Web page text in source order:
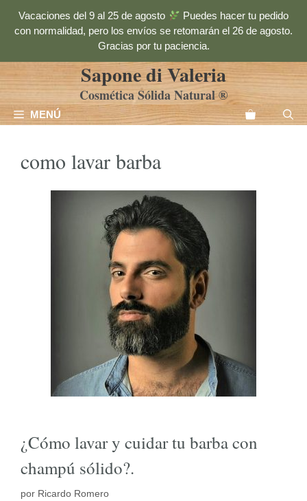
contenido
Vacaciones del 9 al 25 de agosto
Puedes hacer tu pedido
con normalidad, pero los envíos se retomarán el 26 de agosto.
Gracias por tu paciencia.
Sapone di Valeria
Cosmética Sólida Natural ®
MENÚ
como lavar barba
¿Cómo lavar y cuidar tu barba con
champú sólido?.
por Ricardo Romero